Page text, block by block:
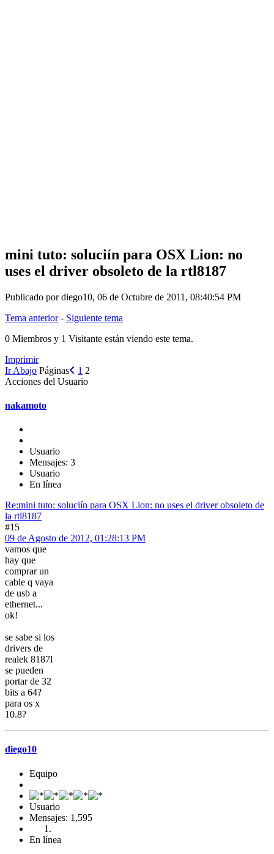
mini tuto: soluciín para OSX Lion: no
uses el driver obsoleto de la rtl8187
Publicado por diego10, 06 de Octubre de 2011, 08:40:54 PM
Tema anterior- Siguiente tema
0 Miembros y 1 Visitante están viendo este tema.
Imprimir
Ir Abajo Páginas 1 2
Acciones del Usuario
nakamoto
Usuario
Mensajes: 3
Usuario
En línea
Re:mini tuto: soluciín para OSX Lion: no uses el driver obsoleto de
la rtl8187
#15
09 de Agosto de 2012, 01:28:13 PM
vamos que
hay que
comprar un
cable q vaya
de usb a
ethernet...
ok!
se sabe si los
drivers de
realek 8187l
se pueden
portar de 32
bits a 64?
para os x
10.8?
diego10
Equipo
Usuario
Mensajes: 1,595
En línea